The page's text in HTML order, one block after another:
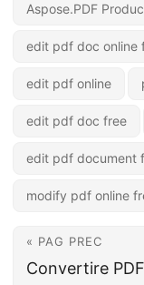
Aspose.PDF
edit pdf doc online
edit pdf online
edit pdf doc free
edit pdf document
modify pdf online
« PAG PREC
Convertire